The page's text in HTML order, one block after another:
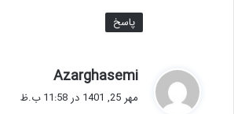
پاسخ
Azarghasemi
ف
مهر 25, 1401 در 11:58 ب.ظ